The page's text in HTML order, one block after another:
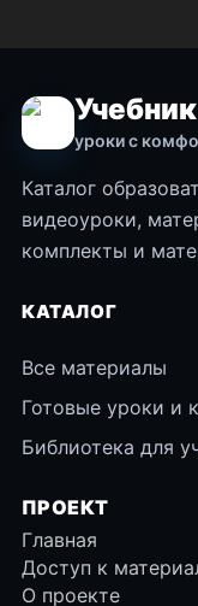
уроки с
Каталог
видеоуроки,
комплекты и
КАТАЛОГ
Все материалы
Готовые уроки и
Библиотека для
ПРОЕКТ
Главная
Доступ к
О проекте